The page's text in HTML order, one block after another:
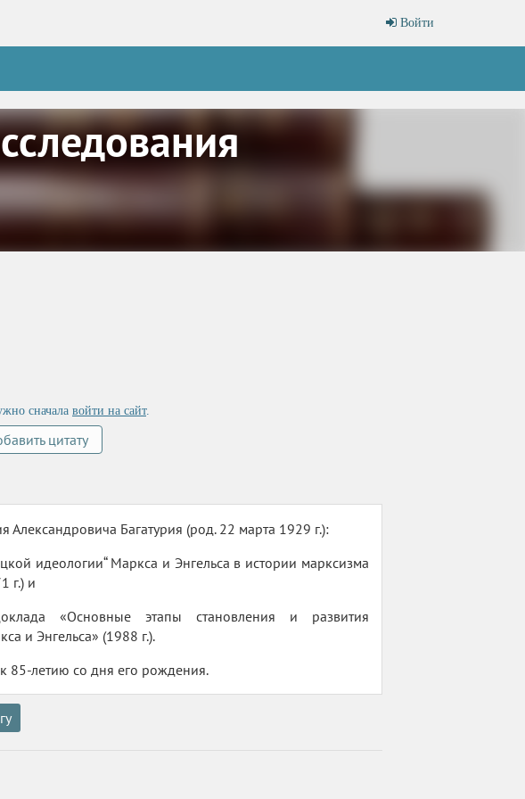
Войти
сначала войти на сайт.
цитату
Багатурия (род. 22 марта 1929 г.):
идеологии“ Маркса и Энгельса в истории марксизма
г.) и
«Основные этапы становления и развития
и Энгельса» (1988 г.).
85-летию со дня его рождения.